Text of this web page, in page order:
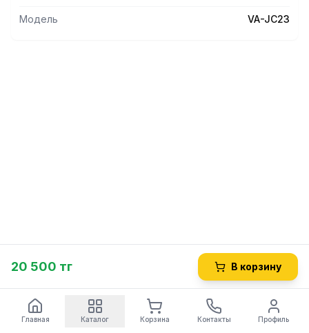
Модель VA-JC23
20 500 тг В корзину
Главная Каталог Корзина Контакты Профиль